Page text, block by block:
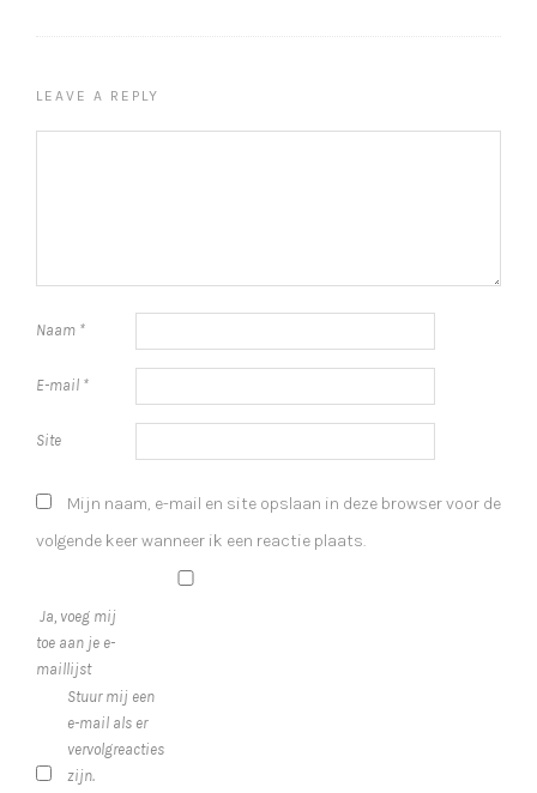
LEAVE A REPLY
Naam *
E-mail *
Site
Mijn naam, e-mail en site opslaan in deze browser voor de
volgende keer wanneer ik een reactie plaats.
Ja, voeg mij
toe aan je e-
maillijst
Stuur mij een
e-mail als er
vervolgreacties
zijn.